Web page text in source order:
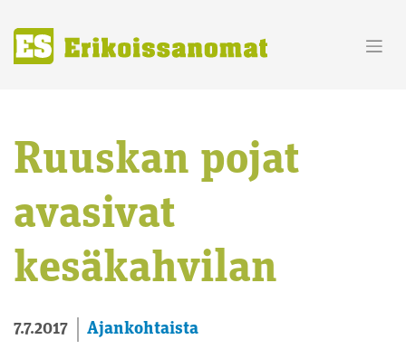
content
Ruuskan pojat
avasivat
kesäkahvilan
7.7.2017 Ajankohtaista